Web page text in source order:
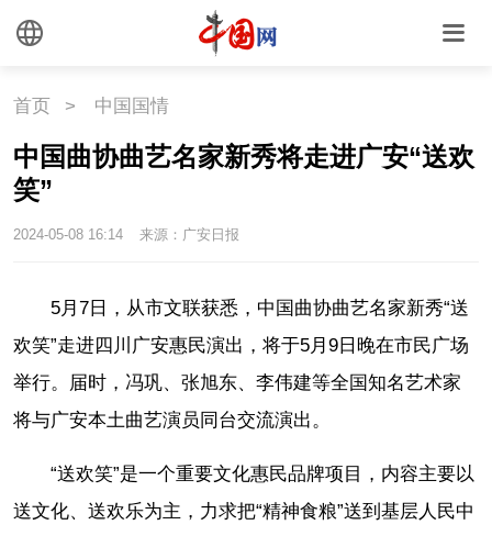
首页 > 中国国情
中国曲协曲艺名家新秀将走进广安“送欢
笑”
2024-05-08 16:14 来源：广安日报
5月7日，从市文联获悉，中国曲协曲艺名家新秀“送
欢笑”走进四川广安惠民演出，将于5月9日晚在市民广场
举行。届时，冯巩、张旭东、李伟建等全国知名艺术家
将与广安本土曲艺演员同台交流演出。
“送欢笑”是一个重要文化惠民品牌项目，内容主要以
送文化、送欢乐为主，力求把“精神食粮”送到基层人民中